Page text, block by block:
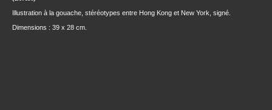
Illustration à la gouache, stéréotypes entre Hong Kong et New York, signé.
Dimensions : 39 x 28 cm.